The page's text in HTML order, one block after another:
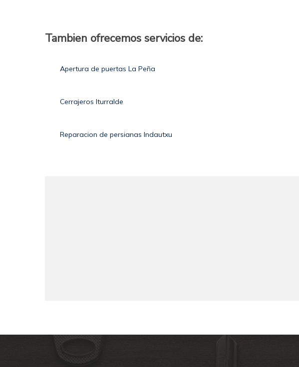
Tambien ofrecemos servicios de:
Apertura de puertas La Peña
Cerrajeros Iturralde
Reparacion de persianas Indautxu